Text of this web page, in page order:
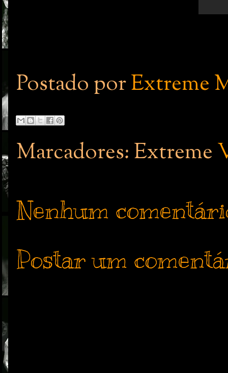
Postado porExtreme
Marcadores: Extreme
Nenhum
Postar um